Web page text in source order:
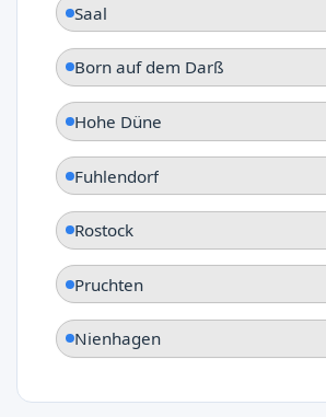
Saal
Born auf dem Darß
Hohe Düne
Fuhlendorf
Rostock
Pruchten
Nienhagen